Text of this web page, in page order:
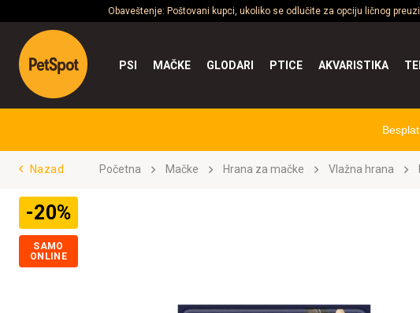
Obaveštenje: Poštovani kupci, ukoliko se odlučite za opciju ličnog
PSI MAČKE GLODARI PTICE AKVARISTIKA
Nazad Početna Mačke Hrana za mačke Vlažna hrana
-20%
SAMO
ONLINE